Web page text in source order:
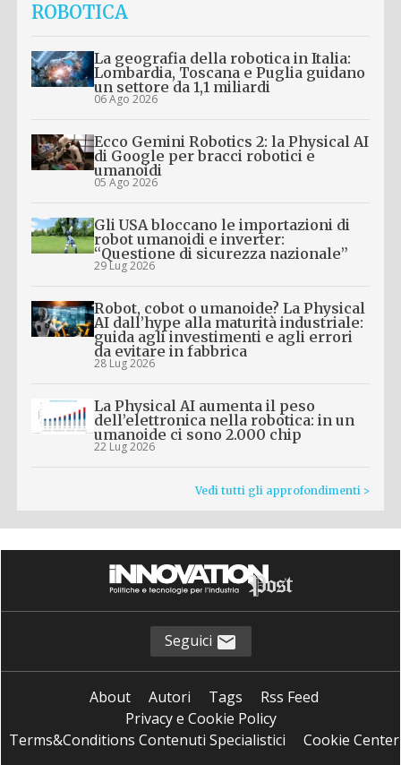
ROBOTICA
La geografia della robotica in Italia:
Lombardia, Toscana e Puglia guidano
un settore da 1,1 miliardi
06 Ago 2026
Ecco Gemini Robotics 2: la Physical AI
di Google per bracci robotici e
umanoidi
05 Ago 2026
Gli USA bloccano le importazioni di
robot umanoidi e inverter:
“Questione di sicurezza nazionale”
29 Lug 2026
Robot, cobot o umanoide? La Physical
AI dall’hype alla maturità industriale:
guida agli investimenti e agli errori
da evitare in fabbrica
28 Lug 2026
La Physical AI aumenta il peso
dell’elettronica nella robotica: in un
umanoide ci sono 2.000 chip
22 Lug 2026
Vedi tutti gli approfondimenti >
Seguici
About Autori Tags
Rss Feed
Privacy e Cookie Policy
Terms&Conditions Contenuti Specialistici
Cookie Center